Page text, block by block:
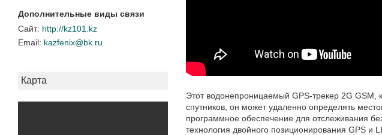
http://kz101.kz
kazfenix@bk.ru
Карта
Этот водонепроницаемый GPS-трекер 2G GSM,
спутников, он может удаленно определять
программное обеспечение для отслеживания
технология двойного позиционирования GPS